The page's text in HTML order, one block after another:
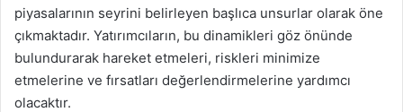
piyasalarının seyrini belirleyen başlıca unsurlar olarak öne
çıkmaktadır. Yatırımcıların, bu dinamikleri göz önünde
bulundurarak hareket etmeleri, riskleri minimize
etmelerine ve fırsatları değerlendirmelerine yardımcı
olacaktır.